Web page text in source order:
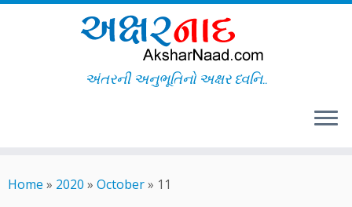
to
અંતરની અનુભૂતિનો અક્ષર ધ્વનિ..
Home » 2020 » October» 11